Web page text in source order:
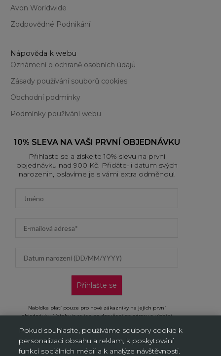
Avon Worldwide
Zodpovědné Podnikání
Nápověda k webu
Oznámení o ochraně osobních údajů
Zásady používání souborů cookies
Obchodní podmínky
Podmínky používání webu
10% SLEVA NA VAŠI PRVNÍ OBJEDNÁVKU
Přihlaste se a získejte 10% slevu na první
objednávku nad 900 Kč. Přidáte-li datum svých
narozenin, oslavíme je s vámi extra odměnou!
Přihlašte se
Nabídka platí pouze pro nové zákazníky na jejich první
objednávku. Vztahuje se jen na doručení na adresu a výdejní
„Přihlásit se“ potvrzujete, že jste si přečetli Oznámení o ochraně
osobních údajů a souhlasíte s ním.
Pokud souhlasíte, používáme soubory cookie k
personalizaci obsahu a reklam, k poskytování
funkcí sociálních médií a k analýze návštěvnosti.